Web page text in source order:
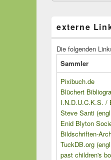
externe
Die folgenden
Sammler
Pixibuch.de
Blüchert
I.N.D.U.C.K.S. /
Steve Santi
Enid Blyton
Bildschriften-
TuckDB.org
past children's